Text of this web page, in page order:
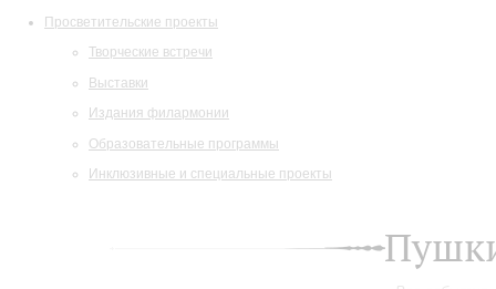
Просветительские проекты
Творческие встречи
Выставки
Издания филармонии
Образовательные программы
Инклюзивные и специальные проекты